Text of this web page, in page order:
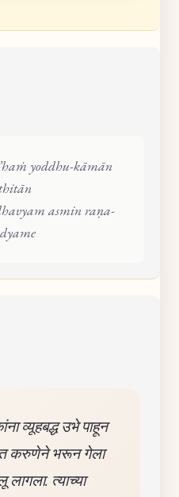
yoddhu-kāmān
asmin raṇa-
व्यूहबद्ध उभे पाहून
करुणेने भरून गेला
त्याच्या